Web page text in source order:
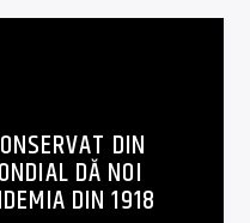
DIN
DĂ NOI
DIN 1918